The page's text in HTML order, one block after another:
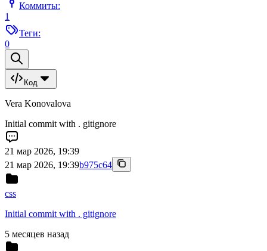
Коммиты:
1
Теги:
0
Код
Vera Konovalova
Initial commit with . gitignore
21 мар 2026, 19:39
21 мар 2026, 19:39b975c64
css
Initial commit with . gitignore
5 месяцев назад